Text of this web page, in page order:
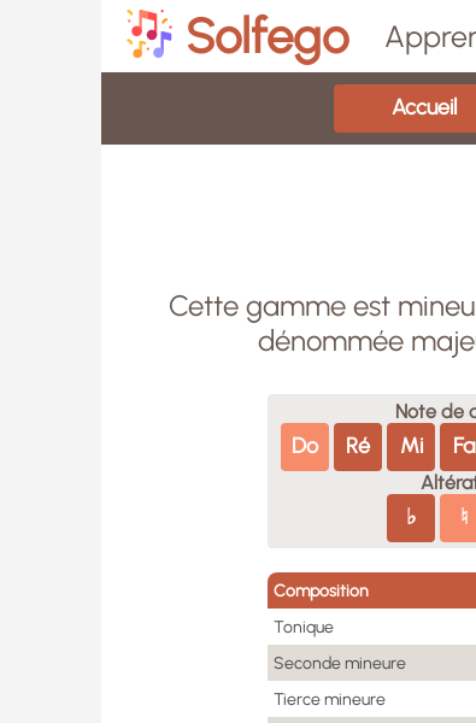
Solfego
Accueil
Cette gamme est
dénommée
Note de
Do Ré Mi Fa
♭ ♮
Composition
Tonique
Seconde mineure
Tierce mineure